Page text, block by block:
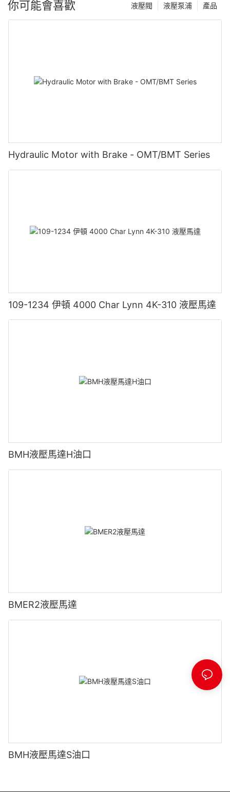
你可能會喜歡 產品
液壓泵浦
液壓閥
Hydraulic Motor with Brake - OMT/BMT Series
109-1234 伊頓 4000 Char Lynn 4K-310 液壓馬達
BMH液壓馬達H油口
BMER2液壓馬達
BMH液壓馬達S油口